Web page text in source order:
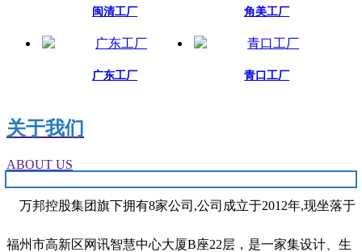
闽清工厂 角美工厂
广东工厂 青口工厂
关于我们
ABOUT US
万邦控股集团旗下拥有8家公司,公司成立于2012年,现坐落于
福州市高新区网讯智慧中心大厦B座22层，是一家集设计、生